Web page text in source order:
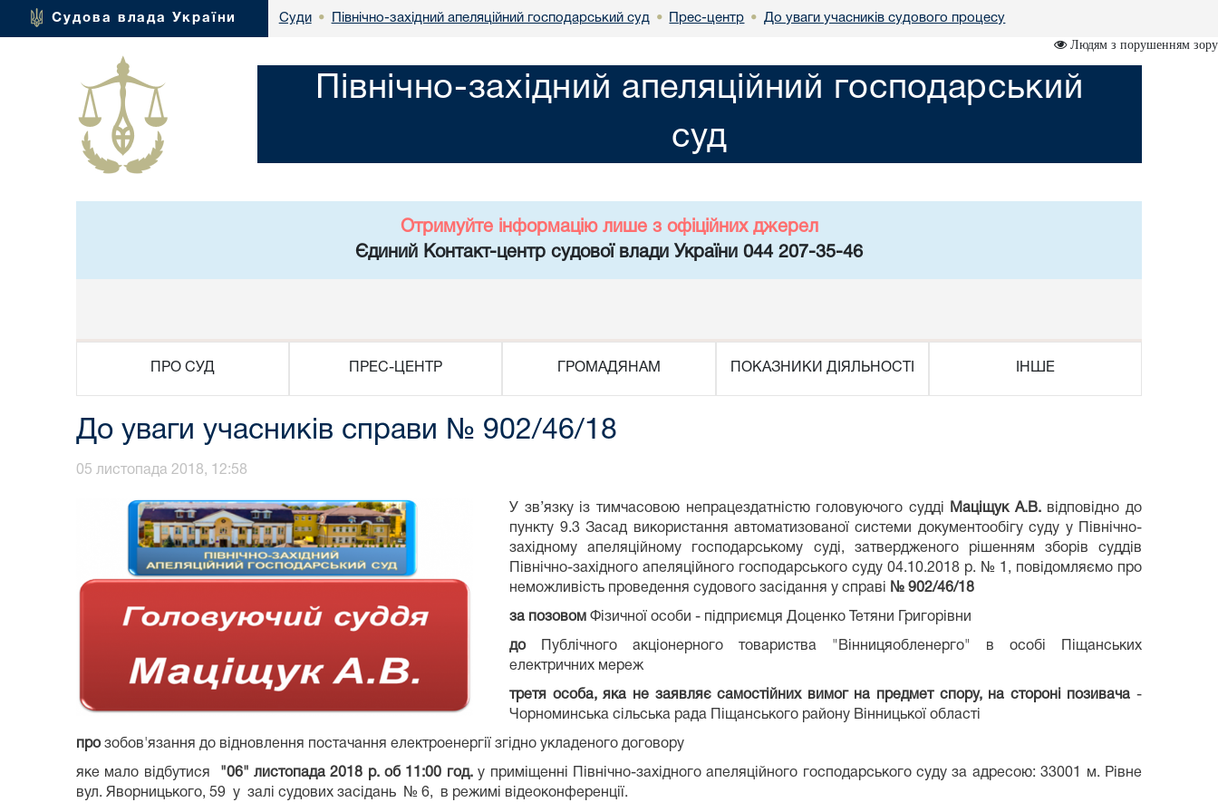
Судова влада України Суди • Північно-західний апеляційний господарський суд • Прес-центр • До уваги учасників судового процесу
Людям з порушенням зору
Північно-західний апеляційний господарський
суд
Отримуйте інформацію лише з офіційних джерел
Єдиний Контакт-центр судової влади України 044 207-35-46
ПРО СУД ПРЕС-ЦЕНТР ГРОМАДЯНАМ ПОКАЗНИКИ ДІЯЛЬНОСТІ ІНШЕ
До уваги учасників справи № 902/46/18
05 листопада 2018, 12:58
У зв’язку із тимчасовою непрацездатністю головуючого судді Маціщук А.В.відповідно до
пункту 9.3 Засад використання автоматизованої системи документообігу суду у Північно-
західному апеляційному господарському суді, затвердженого рішенням зборів суддів
Північно-західного апеляційного господарського суду 04.10.2018 р. № 1, повідомляємо про
неможливість проведення судового засідання у справі № 902/46/18
за позовом Фізичної особи - підприємця Доценко Тетяни Григорівни
до
Публічного акціонерного товариства "Вінницяобленерго" в особі Піщанських
електричних мереж
третя особа, яка не заявляє самостійних вимог на предмет спору, на стороні позивача -
Чорноминська сільська рада Піщанського району Вінницької області
прозобов'язання до відновлення постачання електроенергії згідно укладеного договору
яке мало відбутися "06" листопада 2018 р. об 11:00 год.у приміщенні Північно-західного апеляційного господарського суду за адресою: 33001 м. Рівне
вул. Яворницького, 59 у залі судових засідань № 6, в режимі відеоконференції.